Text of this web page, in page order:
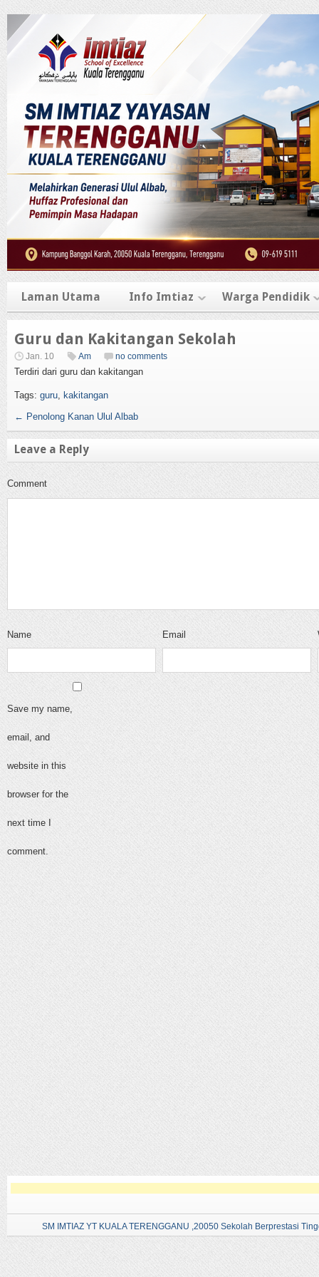
Laman Utama Info Imtiaz Warga Pendidik
Guru dan Kakitangan Sekolah
Jan. 10 Am no comments
Terdiri dari guru dan kakitangan
Tags: guru, kakitangan
← Penolong Kanan Ulul Albab
Leave a Reply
Comment
Name Email
Save my name,
email, and
website in this
browser for the
next time I
comment.
SM IMTIAZ YT KUALA TERENGGANU ,20050 Sekolah Berprestasi